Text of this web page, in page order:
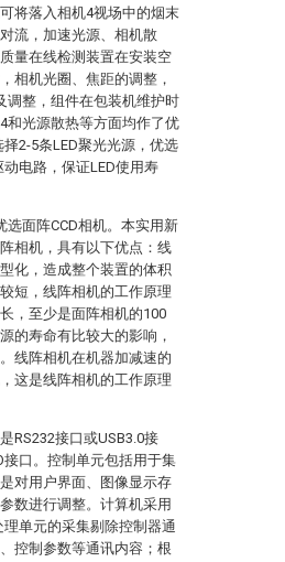
将落入相机4视场中的烟末
流，加速光源、相机散
量在线检测装置在安装空
相机光圈、焦距的调整，
调整，组件在包装机维护时
和光源散热等方面均作了优
2-5条LED聚光光源，优选
电路，保证LED使用寿
面阵CCD相机。本实用新
相机，具有以下优点：线
化，造成整个装置的体积
短，线阵相机的工作原理
，至少是面阵相机的100
的寿命有比较大的影响，
线阵相机在机器加减速的
这是线阵相机的工作原理
RS232接口或USB3.0接
口。控制单元包括用于集
对用户界面、图像显示存
数进行调整。计算机采用
理单元的采集剔除控制器通
控制参数等通讯内容；根